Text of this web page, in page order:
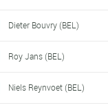
Dieter Bouvry (BEL)
Roy Jans (BEL)
Niels Reynvoet (BEL)